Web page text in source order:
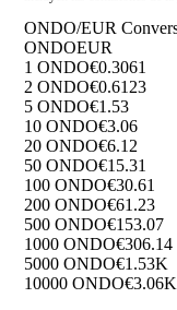
ONDO/EUR
ONDOEUR
1 ONDO€0.3061
2 ONDO€0.6123
5 ONDO€1.53
10 ONDO€3.06
20 ONDO€6.12
50 ONDO€15.31
100 ONDO€30.61
200 ONDO€61.23
500 ONDO€153.07
1000 ONDO€306.14
5000 ONDO€1.53K
10000 ONDO€3.06K